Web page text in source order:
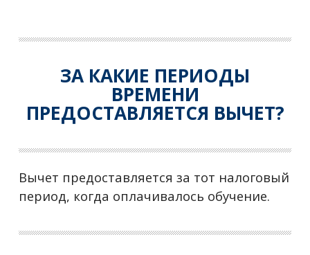
ЗА КАКИЕ ПЕРИОДЫ
ВРЕМЕНИ
ПРЕДОСТАВЛЯЕТСЯ ВЫЧЕТ?
Вычет предоставляется за тот налоговый
период, когда оплачивалось обучение.